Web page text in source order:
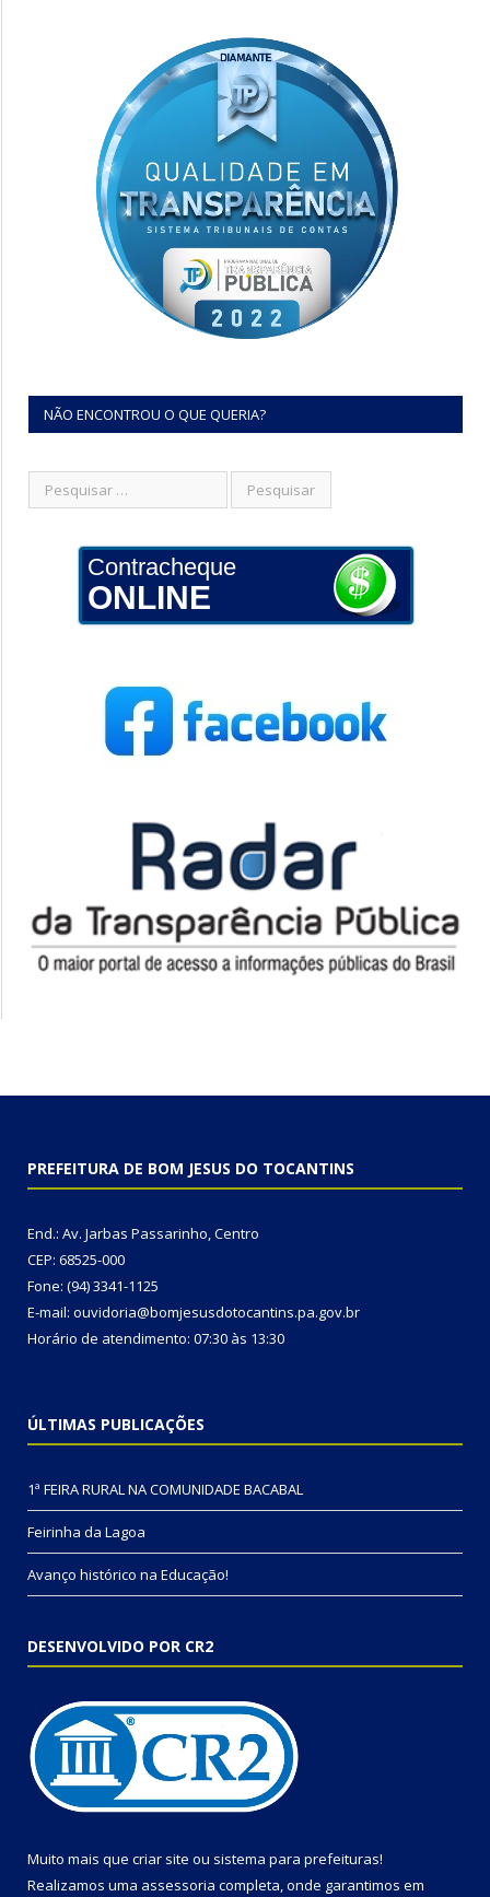
NÃO ENCONTROU O QUE QUERIA?
Contracheque
ONLINE
PREFEITURA DE BOM JESUS DO TOCANTINS
End.: Av. Jarbas Passarinho, Centro
CEP: 68525-000
Fone: (94) 3341-1125
E-mail: ouvidoria@bomjesusdotocantins.pa.gov.br
Horário de atendimento: 07:30 às 13:30
ÚLTIMAS PUBLICAÇÕES
1ª FEIRA RURAL NA COMUNIDADE BACABAL
Feirinha da Lagoa
Avanço histórico na Educação!
DESENVOLVIDO POR CR2
Muito mais que criar site ou sistema para prefeituras!
Realizamos uma assessoria completa, onde garantimos em